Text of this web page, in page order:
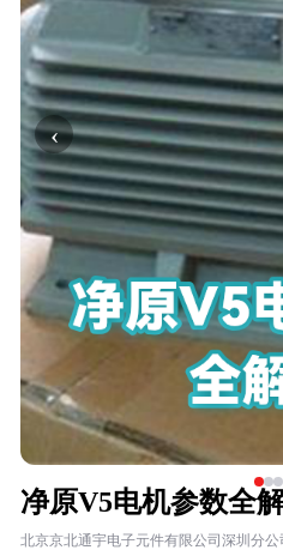
‹
净原V5电机参数全
北京京北通宇电子元件有限公司深圳分公